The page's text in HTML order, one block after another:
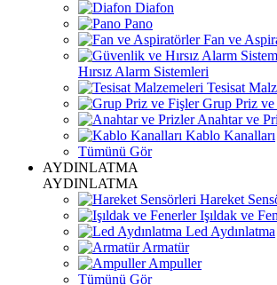
Diafon
Pano
Fan ve
Hırsız Alarm Sistemleri
Tesisat
Grup Priz ve
Anahtar ve
Kablo Kanalları
Tümünü Gör
AYDINLATMA
AYDINLATMA
Hareket
Işıldak ve
Led Aydınlatma
Armatür
Ampuller
Tümünü Gör